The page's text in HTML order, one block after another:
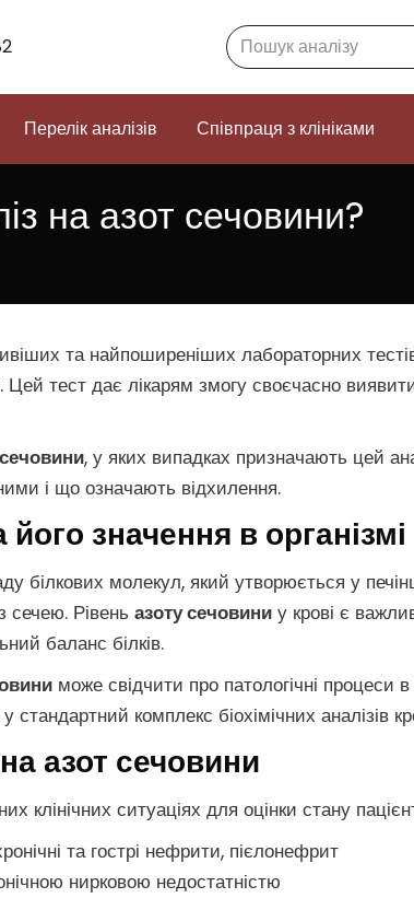
Search:
Перелік аналізів Співпраця з клініками
на азот сечовини?
та найпоширеніших лабораторних
Цей тест дає лікарям змогу своєчасно
, у яких випадках призначають цей
і що означають відхилення.
значення в організмі
білкових молекул, який утворюється у
сечею. Рівень азоту сечовини у крові є
баланс білків.
може свідчити про патологічні процеси
комплекс біохімічних аналізів
азот сечовини
клінічних ситуаціях для оцінки стану
та гострі нефрити, пієлонефрит
нирковою недостатністю